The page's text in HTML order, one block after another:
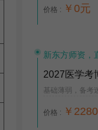
价格 : ￥0元
新东方师资，
2027医学考
基础薄弱，备考
价格 : ￥